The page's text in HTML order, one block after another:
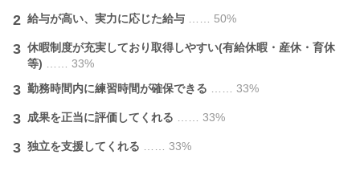
▼カット縮毛矯正
カット+ナチュラル縮毛矯正 (SH・B込)
¥14300～
▼カットカラーパーマ
カット+カラー+パーマコース (SH・B込)
¥16500～
2 給与が⾼い、実力に応じた給与 …… 50%
3 休暇制度が充実しており取得しやすい(有給休暇・産休・育休
等)
…… 33%
3 勤務時間内に練習時間が確保できる …… 33%
3 成果を正当に評価してくれる …… 33%
3 独立を支援してくれる …… 33%